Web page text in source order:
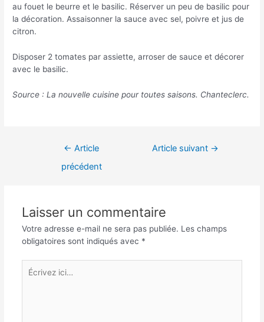
au fouet le beurre et le basilic. Réserver un peu de basilic pour
la décoration. Assaisonner la sauce avec sel, poivre et jus de
citron.
Disposer 2 tomates par assiette, arroser de sauce et décorer
avec le basilic.
Source : La nouvelle cuisine pour toutes saisons. Chanteclerc.
Navigation← Article
précédent
Article suivant →
Laisser un commentaire
Votre adresse e-mail ne sera pas publiée. Les champs
obligatoires sont indiqués avec *
Écrivez
ici…